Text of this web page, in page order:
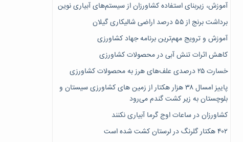
آموزش، زیربنای استفاده کشاورزان از سیستم‌های آبیاری نوین
برداشت برنج از ۵۵ درصد اراضی شالیکاری گیلان
آموزش و ترویج مهم‌ترین برنامه جهاد کشاورزی
کاهش اثرات تنش آبی در محصولات کشاورزی
خسارت ۲۵ درصدی علف‌های هرز به محصولات کشاورزی
پاییز امسال ۳۸ هزار هکتار از زمین های کشاورزی سیستان و
بلوچستان به زیر کشت گندم می‌رود
کشاورزان در ساعات اوج گرما آبیاری نکنند
۴۰۲ هکتار گلرنگ در لرستان کشت شده است